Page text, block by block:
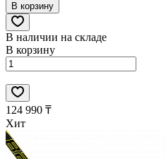
В корзину
В наличии на складе
В корзину
124 990 ₸
Хит